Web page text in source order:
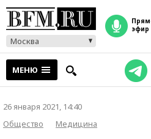
Москва
прямой
эфир
МЕНЮ
26 января 2021, 14:40
Общество
Медицина